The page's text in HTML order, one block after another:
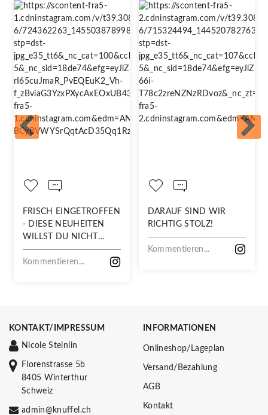
FRISCH EINGETROFFEN
- DIESE NEUHEITEN
WILLST DU NICHT
VERPASSEN!
Kommentieren...
DARAUF SIND WIR
RICHTIG STOLZ!
Kommentieren...
KONTAKT/IMPRESSUM
Nicole Steinlin
Florenstrasse 5b
8405 Winterthur
Schweiz
admin@knuffel.ch
INFORMATIONEN
Onlineshop/Lageplan
Versand/Bezahlung
AGB
Kontakt